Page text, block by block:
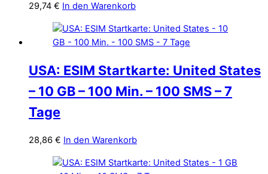
29,74 € In den Warenkorb
USA: ESIM Startkarte: United States
– 10 GB – 100 Min. – 100 SMS – 7
Tage
28,86 € In den Warenkorb